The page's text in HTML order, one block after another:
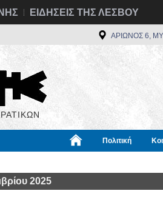
ΕΙΔΗΣΕΙΣ ΤΗΣ ΛΕΣΒΟΥ
ΑΡΙΩΝΟΣ 6,
Πολιτική
2025